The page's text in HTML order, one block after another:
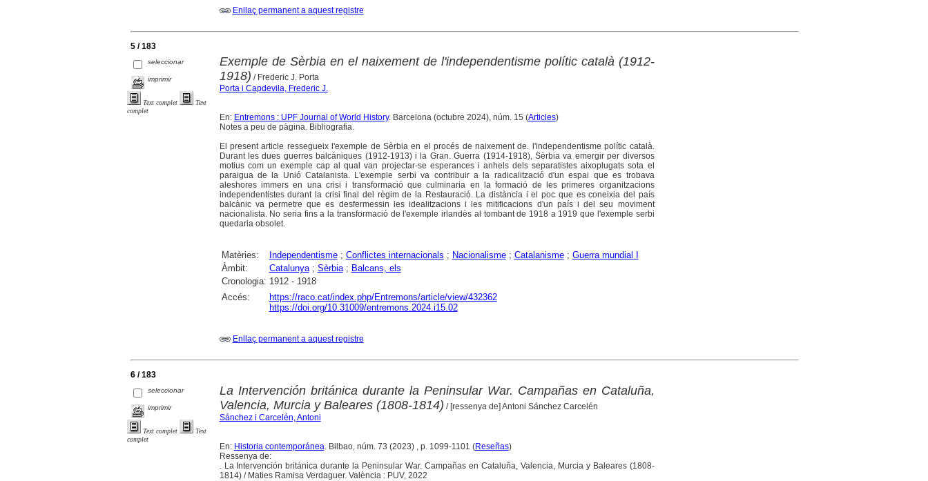
Enllaç permanent a aquest registre
5 / 183
seleccionar
imprimir
Text complet
Text
complet
Exemple de Sèrbia en el naixement de l'independentisme polític català (1912-
1918) / Frederic J. Porta
Porta i Capdevila, Frederic J.
En: Entremons : UPF Journal of World History. Barcelona (octubre 2024), núm. 15 (Articles)
Notes a peu de pàgina. Bibliografia.
El present article ressegueix l'exemple de Sèrbia en el procés de naixement de. l'independentisme polític català.
Durant les dues guerres balcàniques (1912-1913) i la Gran. Guerra (1914-1918), Sèrbia va emergir per diversos
motius com un exemple cap al qual van projectar-se esperances i anhels dels separatistes aixoplugats sota el
paraigua de la Unió Catalanista. L'exemple serbi va contribuir a la radicalització d'un espai que es trobava
aleshores immers en una crisi i transformació que culminaria en la formació de les primeres organitzacions
independentistes durant la crisi final del règim de la Restauració. La distància i el poc que es coneixia del país
balcànic va permetre que es desfermessin les idealitzacions i les mitificacions d'un país i del seu moviment
nacionalista. No seria fins a la transformació de l'exemple irlandès al tombant de 1918 a 1919 que l'exemple serbi
quedaria obsolet.
Matèries: Independentisme; Conflictes internacionals ; Nacionalisme; Catalanisme; Guerra mundial I
Àmbit:
Catalunya; Sèrbia; Balcans, els
Cronologia: 1912 - 1918
Accés:
https://raco.cat/index.php/Entremons/article/view/432362
https://doi.org/10.31009/entremons.2024.i15.02
Enllaç permanent a aquest registre
6 / 183
seleccionar
imprimir
Text complet
Text
complet
La Intervención británica durante la Peninsular War. Campañas en Cataluña,
Valencia, Murcia y Baleares (1808-1814) / [ressenya de] Antoni Sánchez Carcelén
Sánchez i Carcelén, Antoni
En: Historia contemporánea . Bilbao, núm. 73 (2023) , p. 1099-1101 (Reseñas)
Ressenya de:
. La Intervención británica durante la Peninsular War. Campañas en Cataluña, Valencia, Murcia y Baleares (1808-
1814) / Maties Ramisa Verdaguer. València : PUV, 2022